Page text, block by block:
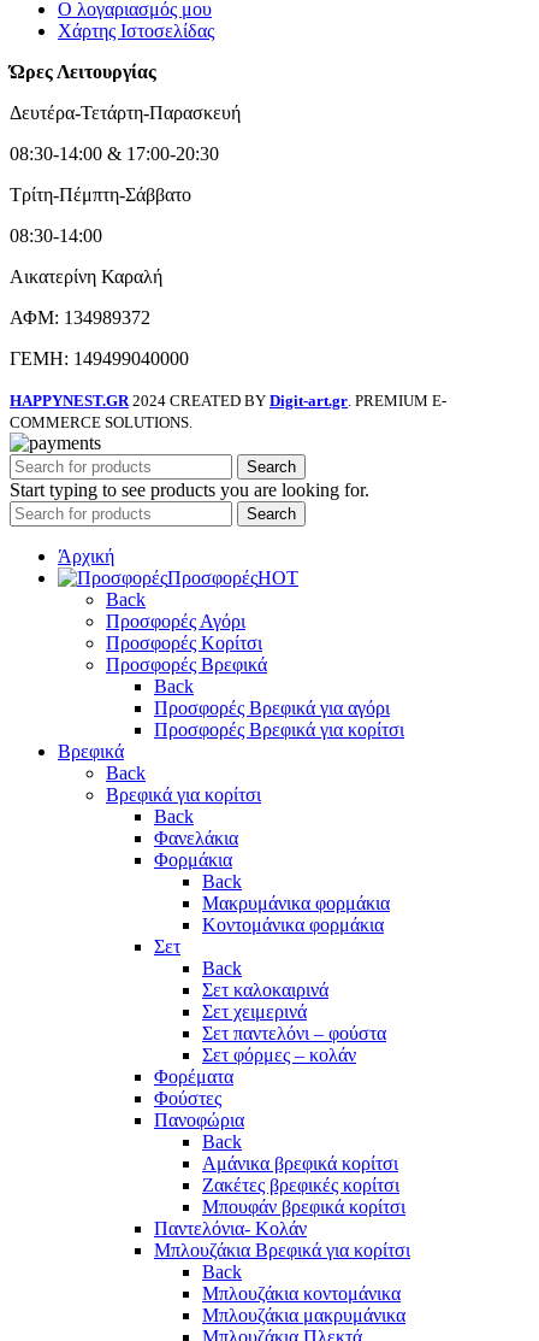
Ο λογαριασμός μου
Χάρτης Ιστοσελίδας
Ώρες Λειτουργίας
Δευτέρα-Τετάρτη-Παρασκευή
08:30-14:00 & 17:00-20:30
Τρίτη-Πέμπτη-Σάββατο
08:30-14:00
Αικατερίνη Καραλή
ΑΦΜ: 134989372
ΓΕΜΗ: 149499040000
HAPPYNEST.GR 2024 CREATED BY Digit-art.gr . PREMIUM E-
COMMERCE SOLUTIONS.
Search
Start typing to see products you are looking for.
Search
Άρχική
ΠροσφορέςHOT
Back
Προσφορές Αγόρι
Προσφορές Κορίτσι
Προσφορές Βρεφικά
Back
Προσφορές Βρεφικά για αγόρι
Προσφορές Βρεφικά για κορίτσι
Βρεφικά
Back
Βρεφικά για κορίτσι
Back
Φανελάκια
Φορμάκια
Back
Μακρυμάνικα φορμάκια
Κοντομάνικα φορμάκια
Σετ
Back
Σετ καλοκαιρινά
Σετ χειμερινά
Σετ παντελόνι – φούστα
Σετ φόρμες – κολάν
Φορέματα
Φούστες
Πανοφώρια
Back
Αμάνικα βρεφικά κορίτσι
Ζακέτες βρεφικές κορίτσι
Μπουφάν βρεφικά κορίτσι
Παντελόνια- Κολάν
Μπλουζάκια Βρεφικά για κορίτσι
Back
Μπλουζάκια κοντομάνικα
Μπλουζάκια μακρυμάνικα
Μπλουζάκια Πλεκτά